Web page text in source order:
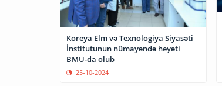
Koreya Elm və Texnologiya Siyasəti
İnstitutunun nümayəndə heyəti
BMU-da olub
25-10-2024